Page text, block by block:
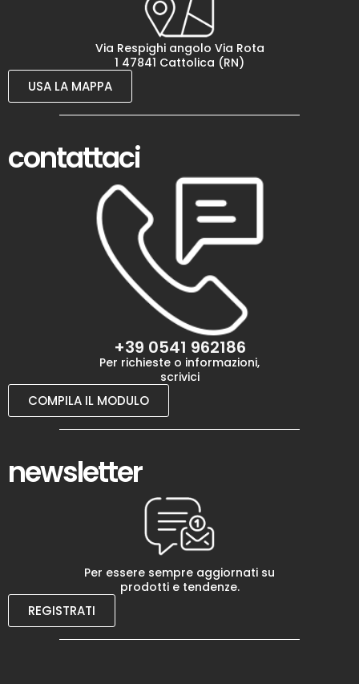
Via Respighi angolo Via Rota
1 47841 Cattolica (RN)
USA LA MAPPA
contattaci
+39 0541 962186
Per richieste o informazioni,
scrivici
COMPILA IL MODULO
newsletter
Per essere sempre aggiornati su
prodotti e tendenze.
REGISTRATI